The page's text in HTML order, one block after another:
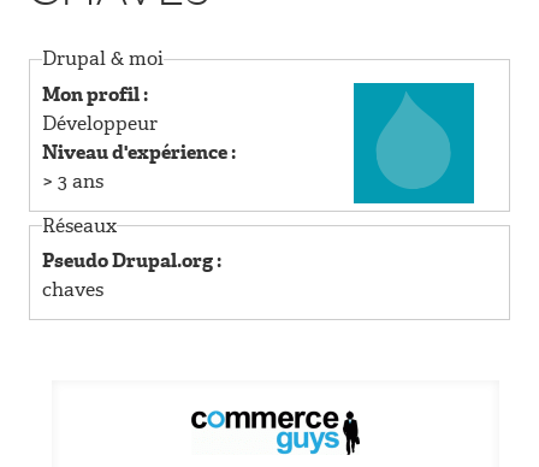
R
N
C
Drupal & moi
Mon profil :
Développeur
Niveau d'expérience :
> 3 ans
Réseaux
Pseudo Drupal.org :
chaves